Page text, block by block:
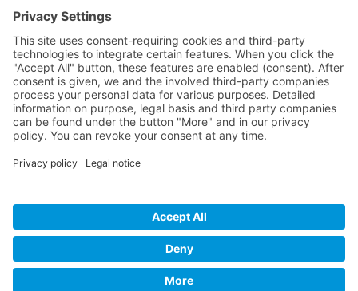
Camper Οδηγός Μεγεθών
ΤΕΧΝΟΛΟΓΙΑ
Τεχνολογία
On
Delivery
TransferCard
Visa
Electron
Powered by Meddshoes©
WITHDRAW FROM CONTRACT